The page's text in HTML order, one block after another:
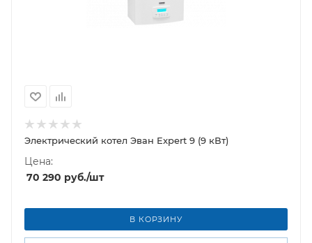
Электрический котел Эван Expert 9 (9 кВт)
Цена:
70 290 руб./шт
В КОРЗИНУ